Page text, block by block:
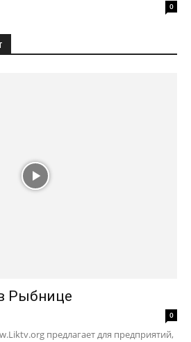
0
Рыбнице
0
предлагает для предприятий,